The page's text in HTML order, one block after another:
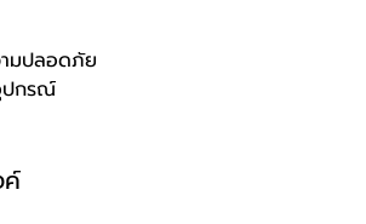
มปลอดภัย
ปกรณ์
ค์